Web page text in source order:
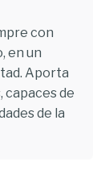
con
en un
Aporta
de
de la